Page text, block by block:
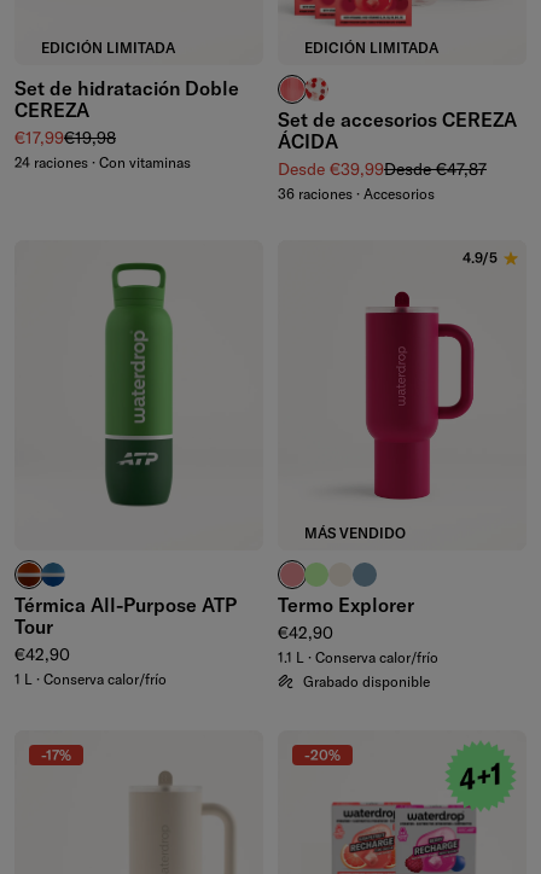
EDICIÓN LIMITADA
Set de hidratación Doble
CEREZA
Precio de venta
€17,99Precio normal
€19,98
24 raciones · Con vitaminas
EDICIÓN LIMITADA
vasos estriados
botella de vidrio
Set de accesorios CEREZA
ÁCIDA
Precio de venta
Desde €39,99Precio normal
Desde €47,87
36 raciones · Accesorios
rojo arcilla
azul intenso
Térmica All-Purpose ATP
Tour
Precio normal
€42,90
1 L · Conserva calor/frío
MÁS VENDIDO
4.9/5
rosa pálido
verde waterdrop®
marfilazul ceniza
Termo Explorer
Precio normal
€42,90
1.1 L · Conserva calor/frío
Grabado disponible
-17% -20%